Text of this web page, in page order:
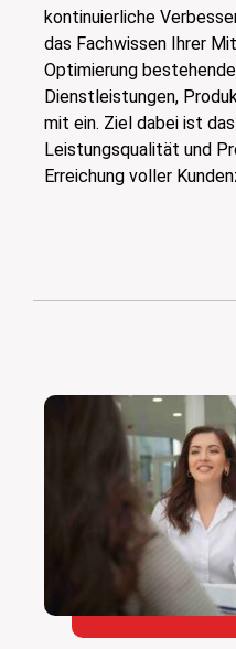
kontinuierliche
das Fachwissen Ihrer
Optimierung
Dienstleistungen,
mit ein. Ziel dabei ist
Leistungsqualität und
Erreichung voller